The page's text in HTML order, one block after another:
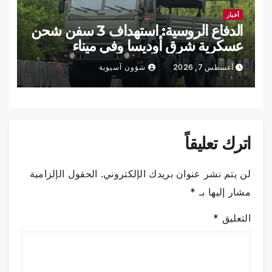
أخبار
الدفاع الروسية: استهداف 3 سفن شحن
عسكرية شرق أوديسا وفي ميناء
تشورنومورسك
أغسطس 7, 2026 شؤون آسيوية
اترك تعليقاً
لن يتم نشر عنوان بريدك الإلكتروني. الحقول الإلزامية
مشار إليها بـ *
التعليق *